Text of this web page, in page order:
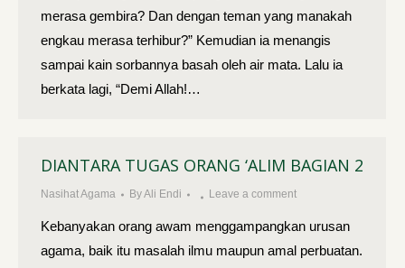
merasa gembira? Dan dengan teman yang manakah
engkau merasa terhibur?” Kemudian ia menangis
sampai kain sorbannya basah oleh air mata. Lalu ia
berkata lagi, “Demi Allah!…
DIANTARA TUGAS ORANG ‘ALIM BAGIAN 2
Nasihat Agama ByAli Endi Leave a comment
Kebanyakan orang awam menggampangkan urusan
agama, baik itu masalah ilmu maupun amal perbuatan.